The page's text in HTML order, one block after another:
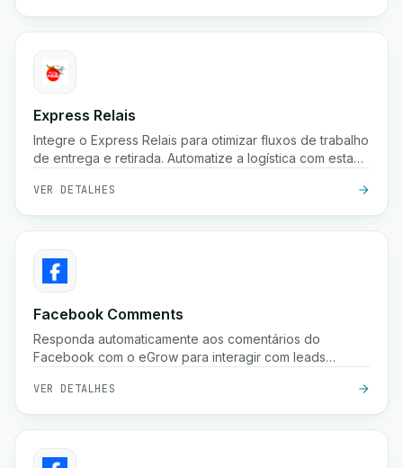
Express Relais
Integre o Express Relais para otimizar fluxos de trabalho
de entrega e retirada. Automatize a logística com esta
VER DETALHES
Facebook Comments
Responda automaticamente aos comentários do
Facebook com o eGrow para interagir com leads
VER DETALHES